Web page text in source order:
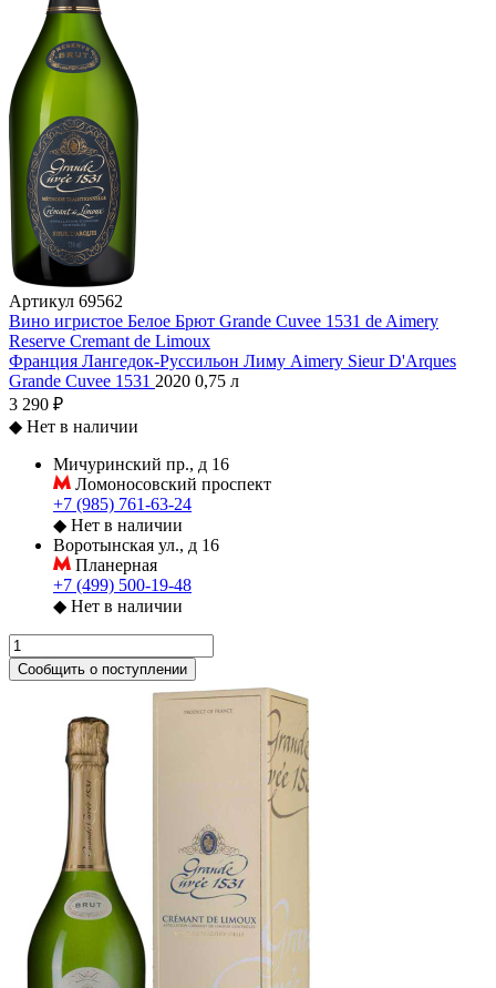
Артикул 69562
Вино игристое Белое Брют Grande Cuvee 1531 de Aimery
Reserve Cremant de Limoux
Франция Лангедок-Руссильон Лиму Aimery Sieur D'Arques
Grande Cuvee 1531 2020 0,75 л
3 290 ₽
◆ Нет в наличии
Мичуринский пр., д 16
Ломоносовский проспект
+7 (985) 761-63-24
◆ Нет в наличии
Воротынская ул., д 16
Планерная
+7 (499) 500-19-48
◆ Нет в наличии
Сообщить о поступлении